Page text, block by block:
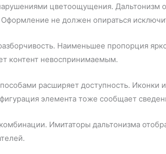
цветоощущения. Дальтонизм
не должен опираться
Наименьшее пропорция
контент невоспринимаемым.
расширяет доступность.
элемента тоже сообщает
Имитаторы дальтонизма